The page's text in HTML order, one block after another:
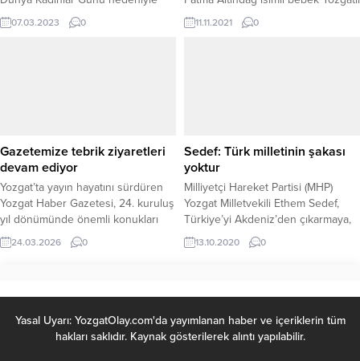
yayınladığı mesajında kadınların
önemine değinerek, “Kadın hayatın
07.03.2023 0
hayırseverden kendisine uzanacak
yardım elini bekliyor.
11.11.2021 0
Gazetemize tebrik ziyaretleri
devam ediyor
Yozgat’ta yayın hayatını sürdüren
Yozgat Haber Gazetesi, 24. kuruluş
yıl dönümünde önemli konukları
ağırladı. AK Parti Yozgat önceki
dönem İl Başkanlarından Zekeriya
ziyaret ederek tebriklerini iletti.
Gazetemiz imtiyaz sahibi Suat Tinel
ve Sorumlu Yazı İşleri Müdürü,
24.03.2026 0
Sedef: Türk milletinin şakası
yoktur
Milliyetçi Hareket Partisi (MHP)
Yozgat Milletvekili Ethem Sedef,
Türkiye’yi Akdeniz’den çıkarmaya,
Anadolu coğrafyasına kıstırmaya ve
sıkıştırmaya hiçbir ülkenin gücü
13.10.2020 0
Yasal Uyarı: YozgatOlay.com'da yayımlanan haber ve içeriklerin tüm
hakları saklıdır. Kaynak gösterilerek alıntı yapılabilir.